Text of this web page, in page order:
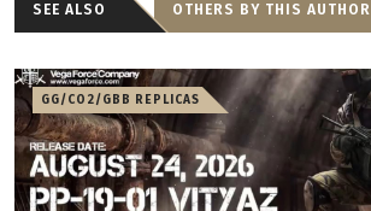
SEE ALSO OTHERS BY THIS AUTHOR
GG/CO2/GBB REPLICAS